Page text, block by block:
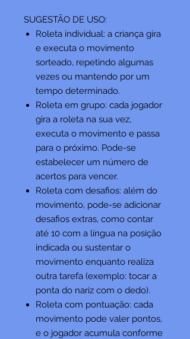
SUGESTÃO DE USO:
Roleta individual: a criança gira
e executa o movimento
sorteado, repetindo algumas
vezes ou mantendo por um
tempo determinado.
Roleta em grupo: cada jogador
gira a roleta na sua vez,
executa o movimento e passa
para o próximo. Pode-se
estabelecer um número de
acertos para vencer.
Roleta com desafios: além do
movimento, pode-se adicionar
desafios extras, como contar
até 10 com a língua na posição
indicada ou sustentar o
movimento enquanto realiza
outra tarefa (exemplo: tocar a
ponta do nariz com o dedo).
Roleta com pontuação: cada
movimento pode valer pontos,
e o jogador acumula conforme